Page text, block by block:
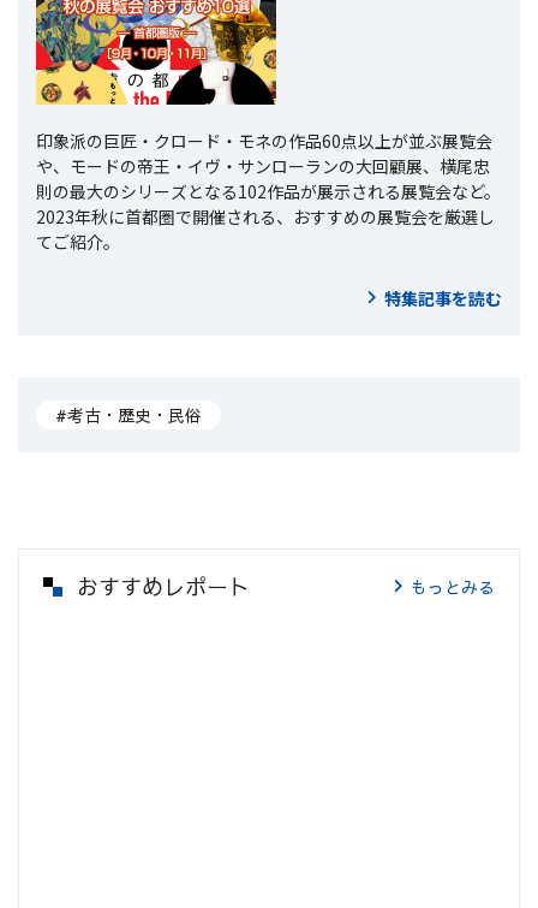
印象派の巨匠・クロード・モネの作品60点以上が並ぶ展覧会
や、モードの帝王・イヴ・サンローランの大回顧展、横尾忠
則の最大のシリーズとなる102作品が展示される展覧会など。
2023年秋に首都圏で開催される、おすすめの展覧会を厳選し
てご紹介。
特集記事を読む
#考古・歴史・民俗
おすすめレポート もっとみる